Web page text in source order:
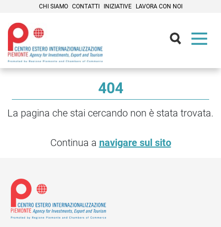
CHI SIAMO CONTATTI INIZIATIVE LAVORA CON NOI
404
La pagina che stai cercando non è stata trovata.
Continua a navigare sul sito